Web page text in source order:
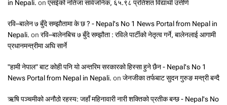
in Nepali. on एसईको नतिजा सार्वजनिक, ६५.९८ प्रतिशत विद्यार्थी उत्तीर्ण
रवि–बालेन ७ बुँदे सम्झौतामा के छ ? - Nepal's No 1 News Portal from Nepal in
Nepali. on रवि–बालेनबिच ७ बुँदे सम्झौता : रविले पार्टीको नेतृत्व गर्ने, बालेनलाई आगामी
प्रधानमन्त्रीमा अघि सार्ने
"हामी नेपाल" बाट कोही पनि यो अन्तरिम सरकारको हिस्सा हुने छैन - Nepal's No 1
News Portal from Nepal in Nepali. on जेनजीका तर्फबाट सुदन गुरुङ मन्त्री बन्दै
ऋषि पञ्चमीको अनौठो रहस्य: जहाँ महिनावारी नारी शक्तिको प्रतीक बन्छ - Nepal's No